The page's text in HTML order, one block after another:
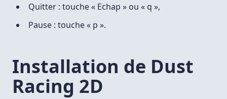
Quitter : touche « Echap » ou « q »,
Pause : touche « p ».
Installation de Dust
Racing 2D